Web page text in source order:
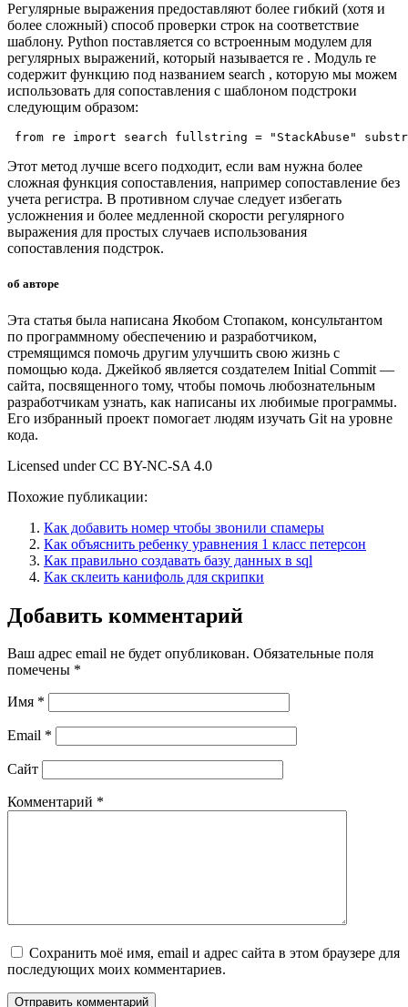
Регулярные выражения предоставляют более гибкий (хотя и
более сложный) способ проверки строк на соответствие
шаблону. Python поставляется со встроенным модулем для
регулярных выражений, который называется re . Модуль re
содержит функцию под названием search , которую мы можем
использовать для сопоставления с шаблоном подстроки
следующим образом:
from re import search fullstring = "StackAbuse"
Этот метод лучше всего подходит, если вам нужна более
сложная функция сопоставления, например сопоставление без
учета регистра. В противном случае следует избегать
усложнения и более медленной скорости регулярного
выражения для простых случаев использования
сопоставления подстрок.
об авторе
Эта статья была написана Якобом Стопаком, консультантом
по программному обеспечению и разработчиком,
стремящимся помочь другим улучшить свою жизнь с
помощью кода. Джейкоб является создателем Initial Commit —
сайта, посвященного тому, чтобы помочь любознательным
разработчикам узнать, как написаны их любимые программы.
Его избранный проект помогает людям изучать Git на уровне
кода.
Licensed under CC BY-NC-SA 4.0
Похожие публикации:
Как добавить номер чтобы звонили спамеры
Как объяснить ребенку уравнения 1 класс петерсон
Как правильно создавать базу данных в sql
Как склеить канифоль для скрипки
Добавить комментарий
Ваш адрес email не будет опубликован. Обязательные поля
помечены *
Имя *
Email *
Сайт
Комментарий *
Сохранить моё имя, email и адрес сайта в этом браузере для
последующих моих комментариев.